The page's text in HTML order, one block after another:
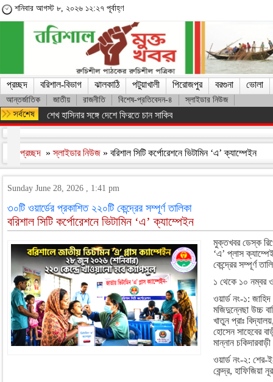
শনিবার আগস্ট ৮, ২০২৬ ১২:২৭ পূর্বাহ্ণ
প্রচ্ছদ বরিশাল-বিভাগ ঝালকাঠি পটুয়াখালী পিরোজপুর বরগুনা ভোলা
আন্তর্জাতিক জাতীয় রাজনীতি বিশেষ-প্রতিবেদন-৪ স্লাইডার নিউজ
বরিশাল রুপাতলীতে রিহ্যাব হেলথ কেয়ার এন্ড নার্সিং হোম’র শুভ উদ্বোধন
প্রচ্ছদ »স্লাইডার নিউজ » বরিশাল সিটি কর্পোরেশনে ভিটামিন ‘এ’ ক্যাম্পেইন
Sunday June 28, 2026 , 1:41 pm
৩০টি ওয়ার্ডের প্রকাশিত ২২০টি কেন্দ্রের সম্পূর্ণ তালিকা
বরিশাল সিটি কর্পোরেশনে ভিটামিন ‘এ’ ক্যাম্পেইন
মুক্তখবর ডেস্ক
‘এ’ প্লাস
কেন্দ্রের সম্পূর্ণ
১ থেকে ১০ নম্বর
ওয়ার্ড নং-১: জাহিদ
মজিদুন্নেছা উচ্চ
খাতুন প্রাঃ
হোসেন সাহেবের
মান্নান
ওয়ার্ড নং-২: শের-
কেন্দ্র, হাফিজিয়া